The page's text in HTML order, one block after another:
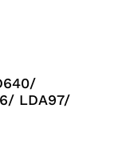
LDA97/